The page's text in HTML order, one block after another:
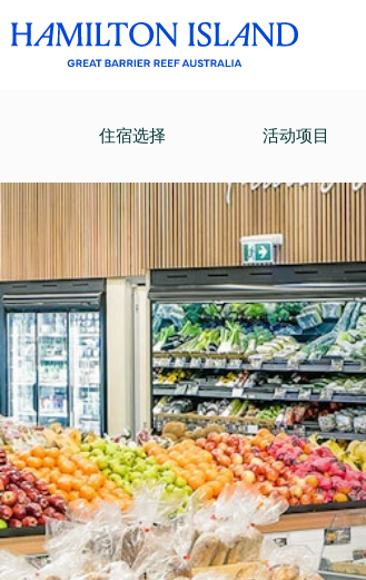
住宿选择 活动项目